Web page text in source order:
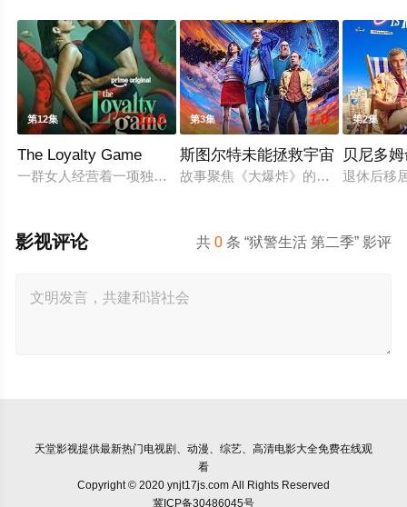
第12集 10.0
The Loyalty Game
一群女人经营着一项独特的生意：引诱男人暴露他们的不忠行
第3集 1.0
斯图尔特未能拯救宇宙
故事聚焦《大爆炸》的漫画书老板斯
第2集
贝尼多
退休后移
共0 条 “狱警生活 第二季” 影评
影视评论
天堂影视提供最新热门电视剧、动漫、综艺、高清电影大全免费在线观
看
Copyright © 2020 ynjt17js.com All Rights Reserved
冀ICP备30486045号